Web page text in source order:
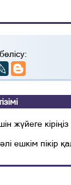
жүйеге
ешкім пікір